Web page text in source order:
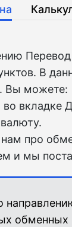
В
Вы можете:
во вкладкe
про
и мы
обменных